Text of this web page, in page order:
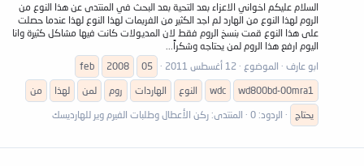
السلام عليكم اخواني الاعزاء بعد التحية بعد البحث في المنتدى عن هذا النوع من
الروم لهذا النوع من الهارد لم اجد الكثير من الفريمات لهذا النوع لهذا عندما حصلت
على هذا النوع قمت بنسخ الروم فقط لان المديولات كانت فيها مشاكل كثيرة وانا
اليوم ارفع هذا الروم لمن يحتاجه وشكراً...
ابو عارف
الموضوع 12 أغسطس 2011 05
2008
feb
wd800bd-00mra1
wdc النوع الهاردات روم لمن لهذا
من
يحتاج
الردود: 0 المنتدى: ركن الأعطال وطلبات الفيرم وير للهارديسك